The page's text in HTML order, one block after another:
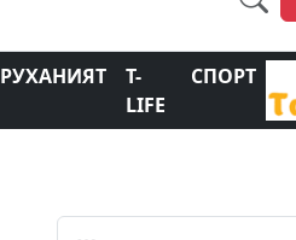
РУХАНИЯТ
T-
LIFE
СПОРТ